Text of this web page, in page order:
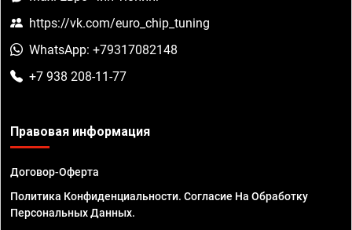
https://vk.com/euro_chip_tuning
WhatsApp: +79317082148
+7 938 208-11-77
Правовая информация
Договор-Оферта
Политика Конфиденциальности. Согласие На Обработку
Персональных Данных.